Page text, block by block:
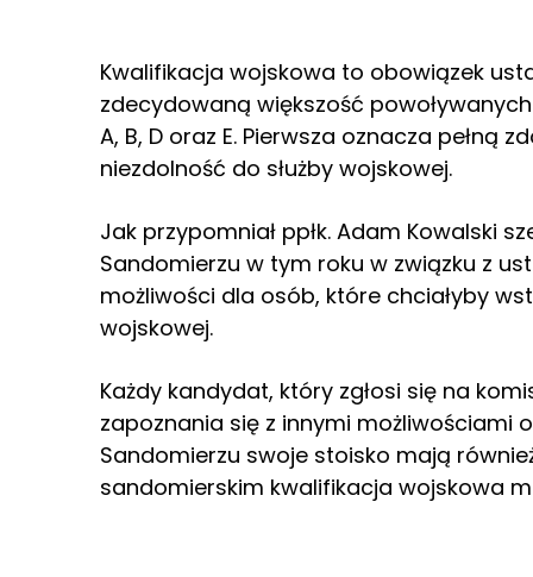
Kwalifikacja wojskowa to obowiązek
zdecydowaną większość
A, B, D oraz E. Pierwsza oznacza pełną
niezdolność do służby wojskowej.
Jak przypomniał ppłk. Adam Kowalski
Sandomierzu w tym roku w związku z
możliwości dla osób, które chciałyby
wojskowej.
Każdy kandydat, który zgłosi się na
zapoznania się z innymi możliwościami
Sandomierzu swoje stoisko mają
sandomierskim kwalifikacja wojskowa